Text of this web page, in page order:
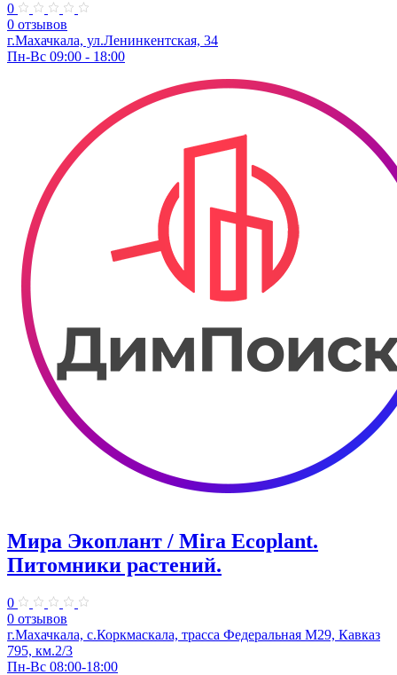
0
0 отзывов
г.Махачкала, ул.Ленинкентская, 34
Пн-Вс 09:00 - 18:00
Мира Экоплант / Mira Ecoplant.
Питомники растений.
0
0 отзывов
г.Махачкала, с.Коркмаскала, трасса Федеральная М29, Кавказ
795, км.2/3
Пн-Вс 08:00-18:00